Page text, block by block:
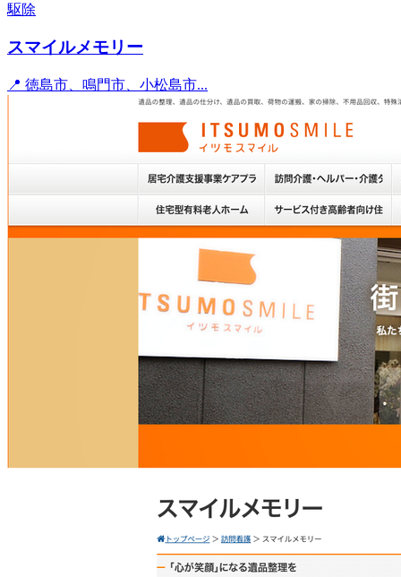
駆除
スマイルメモリー
📍 徳島市、鳴門市、小松島市...